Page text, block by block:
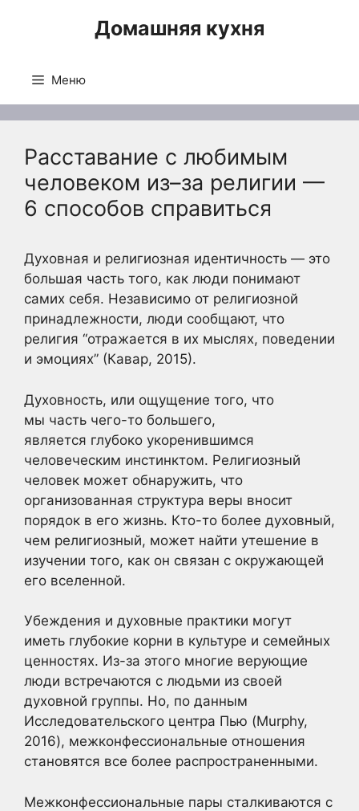
Домашняя кухня
Меню
Расставание с любимым
человеком из–за религии —
6 способов справиться
Духовная и религиозная идентичность — это
большая часть того, как люди понимают
самих себя. Независимо от религиозной
принадлежности, люди сообщают, что
религия “отражается в их мыслях, поведении
и эмоциях” (Кавар, 2015).
Духовность, или ощущение того, что
мы часть чего-то большего,
является глубоко укоренившимся
человеческим инстинктом. Религиозный
человек может обнаружить, что
организованная структура веры вносит
порядок в его жизнь. Кто-то более духовный,
чем религиозный, может найти утешение в
изучении того, как он связан с окружающей
его вселенной.
Убеждения и духовные практики могут
иметь глубокие корни в культуре и семейных
ценностях. Из-за этого многие верующие
люди встречаются с людьми из своей
духовной группы. Но, по данным
Исследовательского центра Пью (Murphy,
2016), межконфессиональные отношения
становятся все более распространенными.
Межконфессиональные пары сталкиваются с